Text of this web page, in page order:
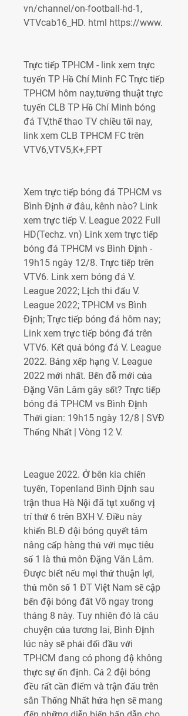
vn/channel/on-football-hd-1,
VTVcab16_HD. html https://www.
Trực tiếp TPHCM - link xem trực
tuyến TP Hồ Chí Minh FC Trực tiếp
TPHCM hôm nay,tường thuật trực
tuyến CLB TP Hồ Chí Minh bóng
đá TV,thể thao TV chiều tối nay,
link xem CLB TPHCM FC trên
VTV6,VTV5,K+,FPT
Xem trực tiếp bóng đá TPHCM vs
Bình Định ở đâu, kênh nào? Link
xem trực tiếp V. League 2022 Full
HD(Techz. vn) Link xem trực tiếp
bóng đá TPHCM vs Bình Định -
19h15 ngày 12/8. Trực tiếp trên
VTV6. Link xem bóng đá V.
League 2022; Lịch thi đấu V.
League 2022; TPHCM vs Bình
Định; Trực tiếp bóng đá hôm nay;
Link xem trực tiếp bóng đá trên
VTV6. Kết quả bóng đá V. League
2022. Bảng xếp hạng V. League
2022 mới nhất. Bến đỗ mới của
Đặng Văn Lâm gây sốt? Trực tiếp
bóng đá TPHCM vs Bình Định
Thời gian: 19h15 ngày 12/8 | SVĐ
Thống Nhất | Vòng 12 V.
League 2022. Ở bên kia chiến
tuyến, Topenland Bình Định sau
trận thua Hà Nội đã tụt xuống vị
trí thứ 6 trên BXH V. Điều này
khiến BLĐ đội bóng quyết tâm
nâng cấp hàng thủ với mục tiêu
số 1 là thủ môn Đặng Văn Lâm.
Được biết nếu mọi thứ thuận lợi,
thủ môn số 1 ĐT Việt Nam sẽ cập
bến đội bóng đất Võ ngay trong
tháng 8 này. Tuy nhiên đó là câu
chuyện của tương lai, Bình Định
lúc này sẽ phải đối đầu với
TPHCM đang có phong độ không
thực sự ổn định. Cả 2 đội bóng
đều rất cần điểm và trận đấu trên
sân Thống Nhất hứa hẹn sẽ mang